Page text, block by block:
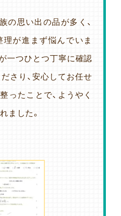
の思い出の品が多く、
が進まず悩んでいま
一つひとつ丁寧に確認
さり、安心してお任せ
ったことで、ようやく
ました。